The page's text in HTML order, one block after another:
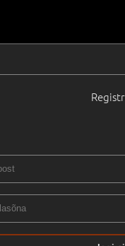
cmRaamitud